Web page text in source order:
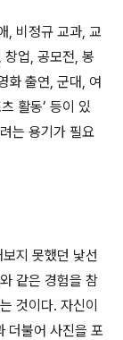
, 비정규 교과, 교
, 창업, 공모전, 봉
화 출연, 군대, 여
활동’ 등이 있
는 용기가 필요
지 못했던 낯선
같은 경험을 참
것이다. 자신이
더불어 사진을 포